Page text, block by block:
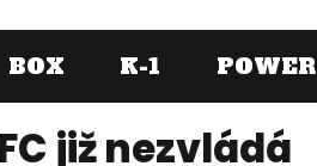
BOX K-1 POWER
již nezvládá